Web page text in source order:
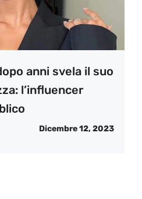
anni svela il suo
l’influencer
Dicembre 12, 2023